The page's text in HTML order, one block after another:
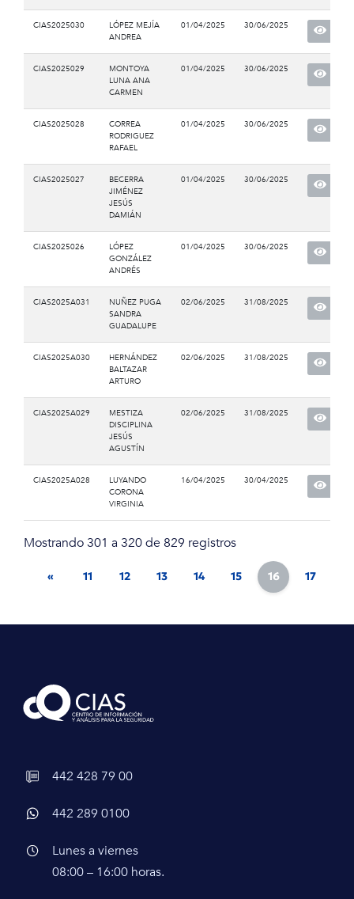
CIAS2025030
LÓPEZ MEJÍA
ANDREA
01/04/2025 30/06/2025
CIAS2025029
MONTOYA
LUNA ANA
CARMEN
01/04/2025 30/06/2025
CIAS2025028
CORREA
RODRIGUEZ
RAFAEL
01/04/2025 30/06/2025
CIAS2025027
BECERRA
JIMÉNEZ
JESÚS
DAMIÁN
01/04/2025 30/06/2025
CIAS2025026
LÓPEZ
GONZÁLEZ
ANDRÉS
01/04/2025 30/06/2025
CIAS2025A031
NUÑEZ PUGA
SANDRA
GUADALUPE
02/06/2025 31/08/2025
CIAS2025A030
HERNÁNDEZ
BALTAZAR
ARTURO
02/06/2025 31/08/2025
CIAS2025A029
MESTIZA
DISCIPLINA
JESÚS
AGUSTÍN
02/06/2025 31/08/2025
CIAS2025A028
LUYANDO
CORONA
VIRGINIA
16/04/2025 30/04/2025
Mostrando 301 a 320 de 829 registros
« 11 12 13 14 15 16 17
442 428 79 00
442 289 0100
Lunes a viernes
08:00 – 16:00 horas.